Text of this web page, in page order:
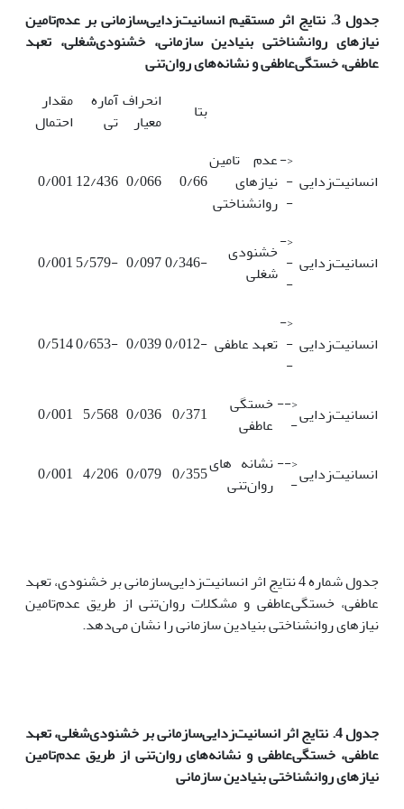
جدول 3 . نتایج اثر مستقیم انسانیت‌زدایی‌سازمانی بر عدم‌تامین
نیاز‌های روانشناختی بنیادین سازمانی، خشنودی‌شغلی، تعهد
عاطفی، خستگی‌عاطفی و نشانه‌های روان‌تنی
بتا
انحراف
معیار
آماره
تی
مقدار
احتمال
انسانیت‌زدایی
<-
-
-
عدم تامین
نیازهای
روانشناختی
0/66
0/066
12/436
0/001
انسانیت‌زدایی
<-
-
-
خشنودی
شغلی
-0/346
0/097
-5/579
0/001
انسانیت‌زدایی
<-
-
-
تعهد عاطفی -0/012
0/039
-0/653
0/514
انسانیت‌زدایی<--
-
خستگی
عاطفی
0/371
0/036
5/568
0/001
انسانیت‌زدایی<--
-
نشانه های
روان‌تنی
0/355
0/079
4/206
0/001
جدول شماره 4 نتایج اثر انسانیت‌زدایی‌سازمانی بر خشنودی، تعهد
عاطفی، خستگی‌عاطفی و مشکلات روان‌تنی از طریق عدم‌تامین
نیاز‌های روانشناختی بنیادین سازمانی را نشان ‌می‌دهد.
جدول 4. نتایج اثر انسانیت‌زدایی‌سازمانی بر خشنودی‌شغلی،تعهد
عاطفی، خستگی‌عاطفی و نشانه‌های روان‌تنی از طریق عدم‌تامین
نیاز‌های روانشناختی بنیادین سازمانی